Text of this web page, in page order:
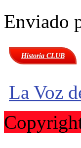
Enviado
Historia CLUB
La Voz